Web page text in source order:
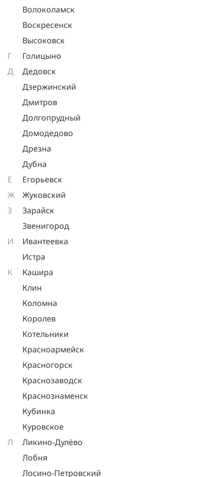
Волоколамск
Воскресенск
Высоковск
Г
Голицыно
Д
Дедовск
Дзержинский
Дмитров
Долгопрудный
Домодедово
Дрезна
Дубна
Е
Егорьевск
Ж
Жуковский
З
Зарайск
Звенигород
И
Ивантеевка
Истра
К
Кашира
Клин
Коломна
Королев
Котельники
Красноармейск
Красногорск
Краснозаводск
Краснознаменск
Кубинка
Куровское
Л
Ликино-Дулёво
Лобня
Лосино-Петровский